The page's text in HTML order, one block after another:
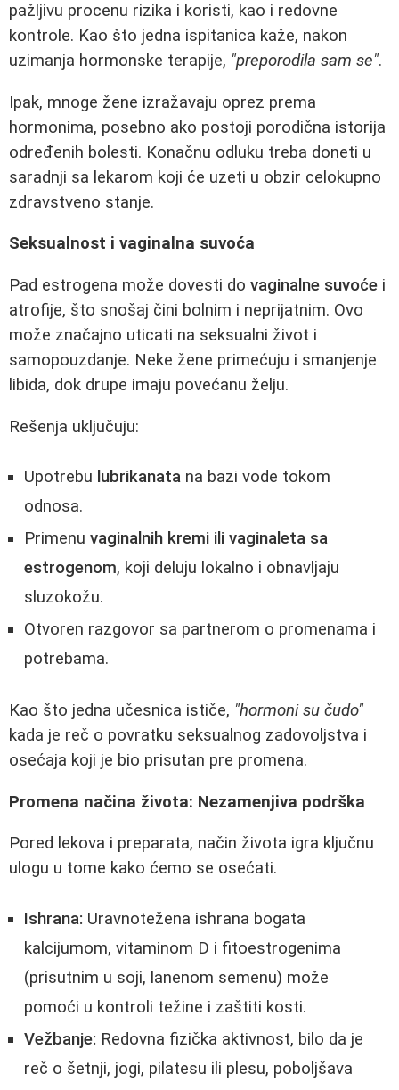
pažljivu procenu rizika i koristi, kao i redovne
kontrole. Kao što jedna ispitanica kaže, nakon
uzimanja hormonske terapije, "preporodila sam se".
Ipak, mnoge žene izražavaju oprez prema
hormonima, posebno ako postoji porodična istorija
određenih bolesti. Konačnu odluku treba doneti u
saradnji sa lekarom koji će uzeti u obzir celokupno
zdravstveno stanje.
Seksualnost i vaginalna suvoća
Pad estrogena može dovesti do vaginalne suvoće i
atrofije, što snošaj čini bolnim i neprijatnim. Ovo
može značajno uticati na seksualni život i
samopouzdanje. Neke žene primećuju i smanjenje
libida, dok drupe imaju povećanu želju.
Rešenja uključuju:
Upotrebu lubrikanata na bazi vode tokom
odnosa.
Primenu vaginalnih kremi ili vaginaleta sa
estrogenom, koji deluju lokalno i obnavljaju
sluzokožu.
Otvoren razgovor sa partnerom o promenama i
potrebama.
Kao što jedna učesnica ističe, "hormoni su čudo"
kada je reč o povratku seksualnog zadovoljstva i
osećaja koji je bio prisutan pre promena.
Promena načina života: Nezamenjiva podrška
Pored lekova i preparata, način života igra ključnu
ulogu u tome kako ćemo se osećati.
Ishrana: Uravnotežena ishrana bogata
kalcijumom, vitaminom D i fitoestrogenima
(prisutnim u soji, lanenom semenu) može
pomoći u kontroli težine i zaštiti kosti.
Vežbanje: Redovna fizička aktivnost, bilo da je
reč o šetnji, jogi, pilatesu ili plesu, poboljšava